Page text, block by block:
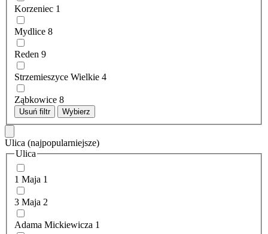
Korzeniec 1
Mydlice 8
Reden 9
Strzemieszyce Wielkie 4
Ząbkowice 8
Usuń filtr Wybierz
Ulica (najpopularniejsze)
Ulica
1 Maja 1
3 Maja 2
Adama Mickiewicza 1